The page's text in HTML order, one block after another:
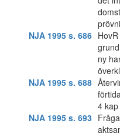
NJA 1995 s. 686
ny
NJA 1995 s. 688
4
NJA 1995 s. 693